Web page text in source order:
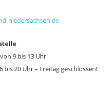
niedersachsen.de
9 bis 13 Uhr
bis 20 Uhr – Freitag geschlossen!